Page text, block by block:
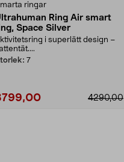
ringar
Ring Air smart
Space Silver
i superlätt design –
7
4290,00